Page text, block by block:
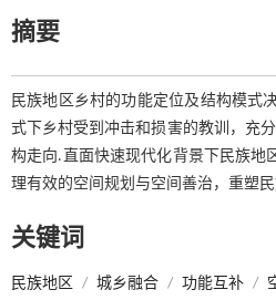
摘要
民族地区乡村的功能定位及结构模式
式下乡村受到冲击和损害的教训，充
构走向.直面快速现代化背景下民族地
理有效的空间规划与空间善治，重塑
关键词
民族地区 / 城乡融合 / 功能互补 /